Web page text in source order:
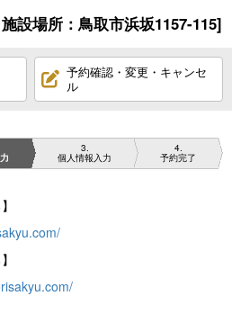
設場所：鳥取市浜坂1157-115]
予約確認・変更・キャンセ
ル
3
個人情報入力
4
予約完了